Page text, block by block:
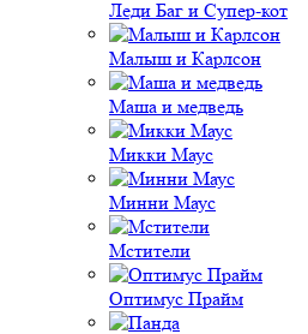
Леди Баг и Супер-кот
Малыш и Карлсон
Маша и медведь
Микки Маус
Минни Маус
Мстители
Оптимус Прайм